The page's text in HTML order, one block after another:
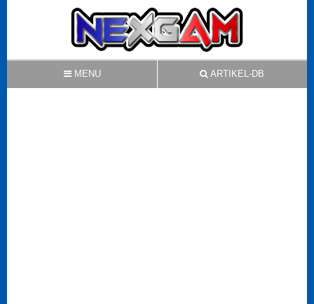
MENU ARTIKEL-DB